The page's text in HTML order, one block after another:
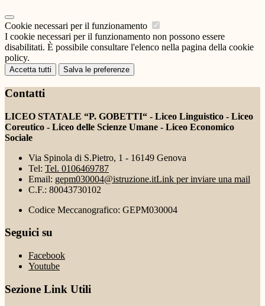
Cookie necessari per il funzionamento
I cookie necessari per il funzionamento non possono essere
disabilitati. È possibile consultare l'elenco nella pagina della cookie
policy.
Accetta tutti Salva le preferenze
Contatti
LICEO STATALE “P. GOBETTI“ - Liceo Linguistico - Liceo
Coreutico - Liceo delle Scienze Umane - Liceo Economico
Sociale
Via Spinola di S.Pietro, 1 - 16149 Genova
Tel: Tel. 0106469787
Email: gepm030004@istruzione.itLink per inviare una mail
C.F.: 80043730102
Codice Meccanografico: GEPM030004
Seguici su
Facebook
Youtube
Sezione Link Utili